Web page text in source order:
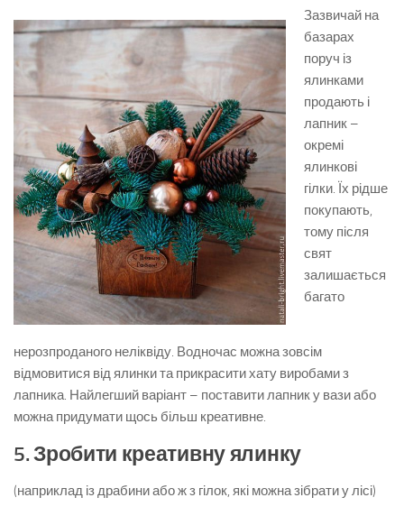
Зазвичай на
базарах
поруч із
ялинками
продають і
лапник –
окремі
ялинкові
гілки. Їх рідше
покупають,
тому після
свят
залишається
багато
нерозпроданого неліквіду. Водночас можна зовсім
відмовитися від ялинки та прикрасити хату виробами з
лапника. Найлегший варіант – поставити лапник у вази або
можна придумати щось більш креативне.
5. Зробити креативну ялинку
(наприклад із драбини або ж з гілок, які можна зібрати у лісі)